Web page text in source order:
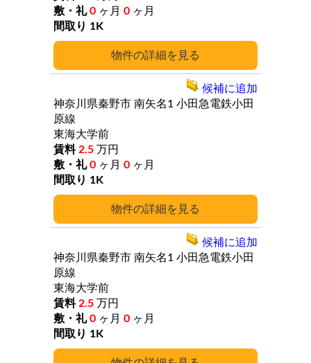
詳細
0 ヶ月 0 ヶ月
1K
詳細
神奈川県秦野市 南矢名1 小田急電鉄小田
原線
東海大学前
2.5 万円
0 ヶ月 0 ヶ月
1K
候補に追加
神奈川県秦野市 南矢名1 小田急電鉄小田
原線
東海大学前
2.5 万円
0 ヶ月 0 ヶ月
1K
候補に追加